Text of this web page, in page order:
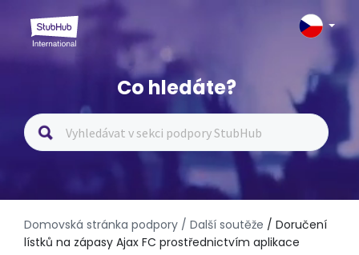
Co hledáte?
Domovská stránka podpory / Další soutěže / Doručení
lístků na zápasy Ajax FC prostřednictvím aplikace